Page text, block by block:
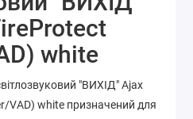
white
"ВИХІД" Ajax
VAD) white призначений для